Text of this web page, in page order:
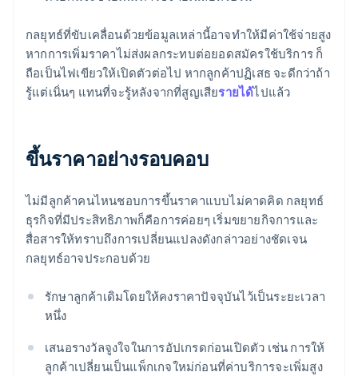
กลยุทธ์ที่ขับเคลื่อนด้วยข้อมูลเหล่านี้อาจทําให้มีค่าใช้จ่ายสูง
หากการเพิ่มราคาไม่ส่งผลกระทบต่อยอดสมัครใช้บริการ ก็
ถือเป็นไฟเขียวให้เปิดตัวต่อไป หากลูกค้าปฏิเสธ จะดีกว่าถ้า
รู้แต่เนิ่นๆ แทนที่จะรู้หลังจากที่สูญเสียรายได้ไปแล้ว
ขึ้นราคาอย่างรอบคอบ
ไม่มีลูกค้าคนไหนชอบการขึ้นราคาแบบไม่คาดคิด กลยุทธ์
ธุรกิจที่มีประสิทธิภาพก็คือการค่อยๆ เริ่มขยายกิจการและ
สื่อสารให้ทราบถึงการเปลี่ยนแปลงดังกล่าวอย่างชัดเจน
กลยุทธ์อาจประกอบด้วย
รักษาลูกค้าเดิมโดยให้คงราคาปัจจุบันไว้เป็นระยะเวลา
หนึ่ง
เสนอรางวัลจูงใจในการอัปเกรดก่อนเปิดตัว เช่น การให้
ลูกค้าเปลี่ยนเป็นแพ็กเกจใหม่ก่อนที่ค่าบริการจะเพิ่มสูง